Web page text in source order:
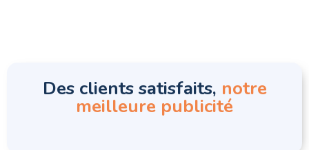
Des clients satisfaits, notre
meilleure publicité